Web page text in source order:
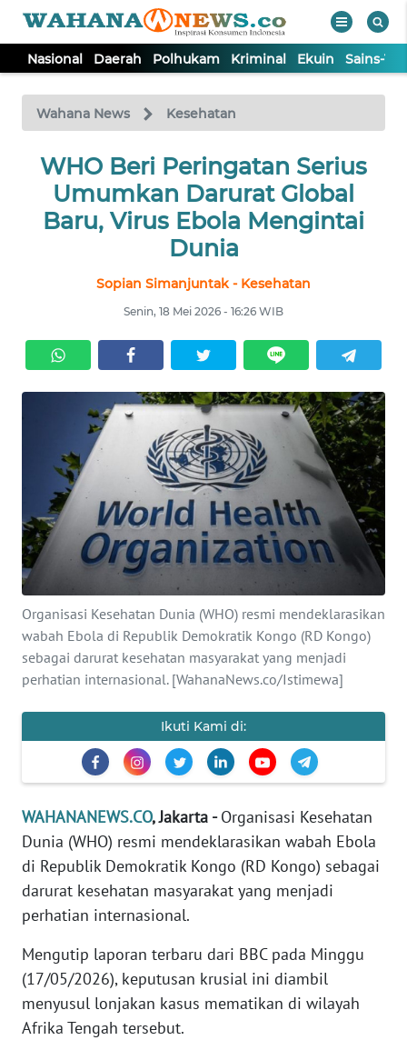
Nasional Daerah Polhukam Kriminal Ekuin Sains-
Wahana News Kesehatan
WHO Beri Peringatan Serius
Umumkan Darurat Global
Baru, Virus Ebola Mengintai
Dunia
Sopian Simanjuntak - Kesehatan
Senin, 18 Mei 2026 - 16:26 WIB
Organisasi Kesehatan Dunia (WHO) resmi mendeklarasikan
wabah Ebola di Republik Demokratik Kongo (RD Kongo)
sebagai darurat kesehatan masyarakat yang menjadi
perhatian internasional. [WahanaNews.co/Istimewa]
Ikuti Kami di:
WAHANANEWS.CO, Jakarta -Organisasi Kesehatan
Dunia (WHO) resmi mendeklarasikan wabah Ebola
di Republik Demokratik Kongo (RD Kongo) sebagai
darurat kesehatan masyarakat yang menjadi
perhatian internasional.
Mengutip laporan terbaru dari BBC pada Minggu
(17/05/2026), keputusan krusial ini diambil
menyusul lonjakan kasus mematikan di wilayah
Afrika Tengah tersebut.
TV
Tutup
NASIONAL
DAERAH
EKUIN
SAINS-TEKNO
KESEHATAN
INTERNASIONAL
SERBA-SERBI
PENDIDIKAN
OLAHRAGA
EDITORIAL
Informasi
INDEKS
BERITA
KAMI
IKLAN